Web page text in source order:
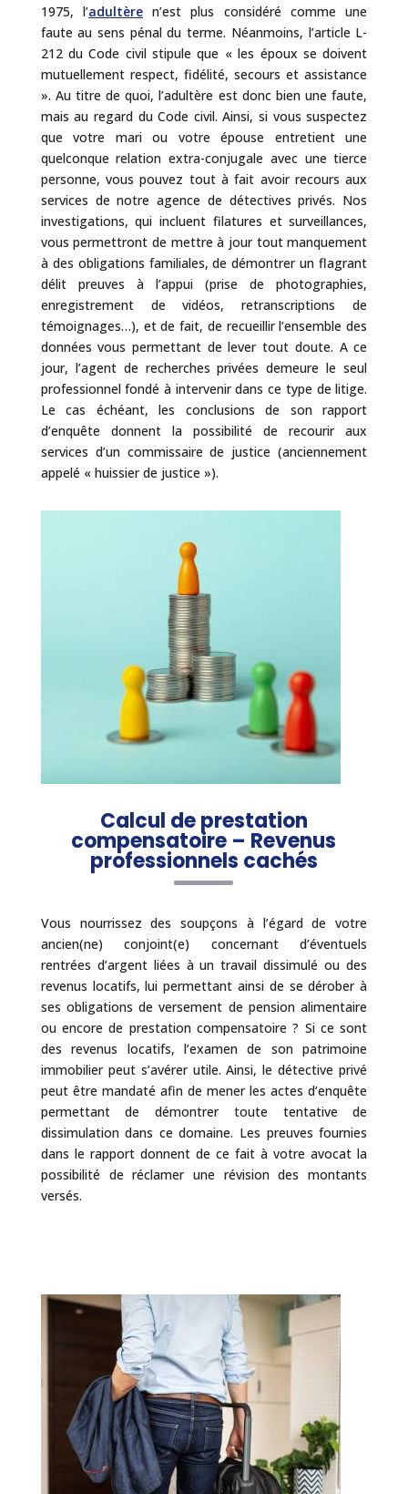
1975, l’adultère n’est plus considéré comme une
faute au sens pénal du terme. Néanmoins, l’article L-
212 du Code civil stipule que « les époux se doivent
mutuellement respect, fidélité, secours et assistance
». Au titre de quoi, l’adultère est donc bien une faute,
mais au regard du Code civil. Ainsi, si vous suspectez
que votre mari ou votre épouse entretient une
quelconque relation extra-conjugale avec une tierce
personne, vous pouvez tout à fait avoir recours aux
services de notre agence de détectives privés. Nos
investigations, qui incluent filatures et surveillances,
vous permettront de mettre à jour tout manquement
à des obligations familiales, de démontrer un flagrant
délit preuves à l’appui (prise de photographies,
enregistrement de vidéos, retranscriptions de
témoignages…), et de fait, de recueillir l’ensemble des
données vous permettant de lever tout doute. A ce
jour, l’agent de recherches privées demeure le seul
professionnel fondé à intervenir dans ce type de litige.
Le cas échéant, les conclusions de son rapport
d’enquête donnent la possibilité de recourir aux
services d’un commissaire de justice (anciennement
appelé « huissier de justice »).
Calcul de prestation
compensatoire – Revenus
professionnels cachés
Vous nourrissez des soupçons à l’égard de votre
ancien(ne) conjoint(e) concernant d’éventuels
rentrées d’argent liées à un travail dissimulé ou des
revenus locatifs, lui permettant ainsi de se dérober à
ses obligations de versement de pension alimentaire
ou encore de prestation compensatoire ? Si ce sont
des revenus locatifs, l’examen de son patrimoine
immobilier peut s’avérer utile. Ainsi, le détective privé
peut être mandaté afin de mener les actes d’enquête
permettant de démontrer toute tentative de
dissimulation dans ce domaine. Les preuves fournies
dans le rapport donnent de ce fait à votre avocat la
possibilité de réclamer une révision des montants
versés.